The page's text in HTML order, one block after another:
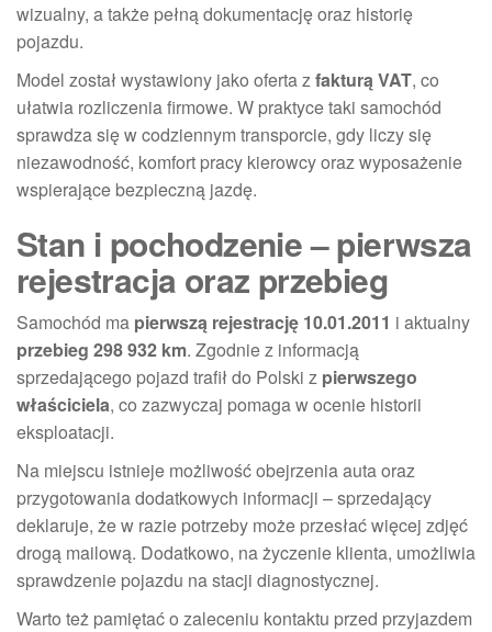
wizualny, a także pełną dokumentację oraz historię
pojazdu.
Model został wystawiony jako oferta zfakturą VAT, co
ułatwia rozliczenia firmowe. W praktyce taki samochód
sprawdza się w codziennym transporcie, gdy liczy się
niezawodność, komfort pracy kierowcy oraz wyposażenie
wspierające bezpieczną jazdę.
Stan i pochodzenie – pierwsza
rejestracja oraz przebieg
Samochód ma pierwszą rejestrację 10.01.2011 i aktualny
przebieg 298 932 km. Zgodnie z informacją
sprzedającego pojazd trafił do Polski z pierwszego
właściciela, co zazwyczaj pomaga w ocenie historii
eksploatacji.
Na miejscu istnieje możliwość obejrzenia auta oraz
przygotowania dodatkowych informacji – sprzedający
deklaruje, że w razie potrzeby może przesłać więcej zdjęć
drogą mailową. Dodatkowo, na życzenie klienta, umożliwia
sprawdzenie pojazdu na stacji diagnostycznej.
Warto też pamiętać o zaleceniu kontaktu przed przyjazdem